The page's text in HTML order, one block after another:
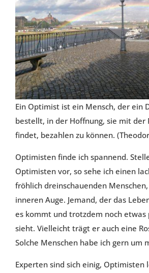
Ein Optimist ist ein Mensch, der ein
bestellt, in der Hoffnung, sie mit der
findet, bezahlen zu können.
Optimisten finde ich spannend.
Optimisten vor, so sehe ich einen
fröhlich dreinschauenden
inneren Auge. Jemand, der das
es kommt und trotzdem noch etwas
sieht. Vielleicht trägt er auch eine
Solche Menschen habe ich gern um
Experten sind sich einig, Optimisten